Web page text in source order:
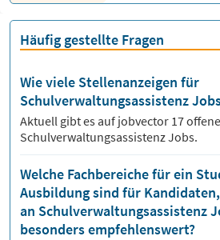
Häufig gestellte Fragen
Wie viele Stellenanzeigen für
Schulverwaltungsassistenz
Aktuell gibt es auf jobvector 17
Schulverwaltungsassistenz Jobs.
Welche Fachbereiche für ein
Ausbildung sind für
an Schulverwaltungsassistenz
besonders empfehlenswert?